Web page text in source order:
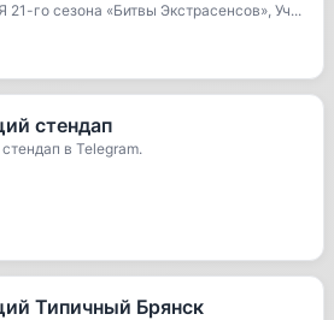
го сезона «Битвы Экстрасенсов», Уч...
стендап
в Telegram.
Типичный Брянск